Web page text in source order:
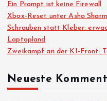
Ein Prompt ist keine Firewall
Xbox-Reset unter Asha
Schrauben statt Kleber:
Laptopland
Zweikampf an der KI-Front:
Neueste